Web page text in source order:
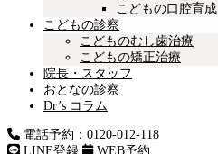
こどもの口腔育成
こどもの診察
こどものむし歯治療
こどもの矯正治療
院長・スタッフ
おとなの診察
Dr’s コラム
電話予約： 0120-012-118
LINE登録
WEB予約